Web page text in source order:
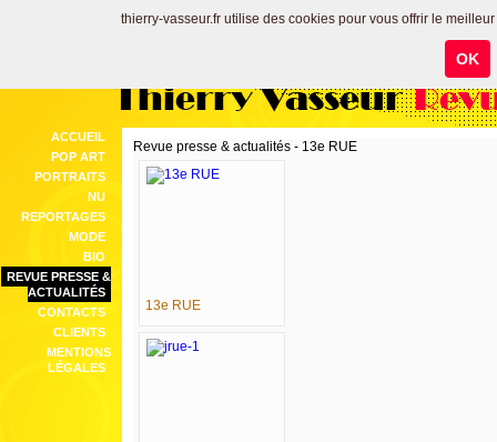
Thierry Vasseur
ACCUEIL
POP ART
PORTRAITS
NU
REPORTAGES
MODE
BIO
REVUE PRESSE &
ACTUALITÉS
CONTACTS
CLIENTS
MENTIONS
LÉGALES
Revue presse & actualités - 13e RUE
13e RUE
thierry-vasseur.fr utilise des cookies pour vous offrir le
OK